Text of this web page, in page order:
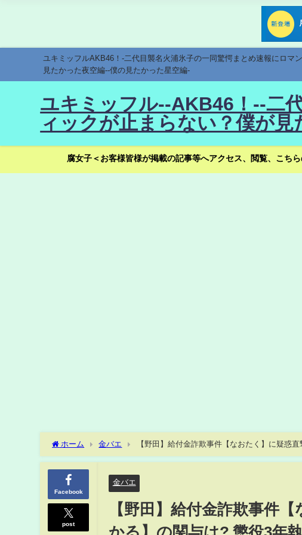
ユキミッフルAKB46！-二代目襲名火浦氷子の一同驚愕まとめ速報にロ
見たかった夜空編--僕の見たかった星空編-
ユキミッフル--AKB46！--二
ィックが止まらない？僕が
腐女子＜お客様皆様が掲載の記事等へアクセス、閲覧、こち
ホーム 金バエ 【野田】給付金詐欺事件【なおたく】に疑惑
Facebook
post
金バエ
【野田】給付金詐欺事件
かる】の関与は? 懲役3年